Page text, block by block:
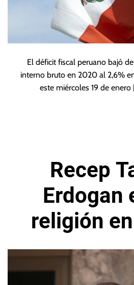
El déficit fiscal peruano bajó
interno bruto en 2020 al 2,6%
este miércoles 19 de enero
Recep
Erdogan
religión
impulso
más